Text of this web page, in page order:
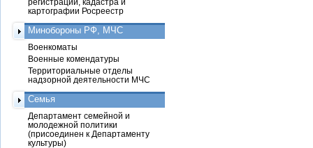
картографии Росреестр
Минобороны РФ, МЧС
Военкоматы
Военные комендатуры
Территориальные отделы
надзорной деятельности МЧС
Семья
Департамент семейной и
молодежной политики
(присоединен к Департаменту
культуры)